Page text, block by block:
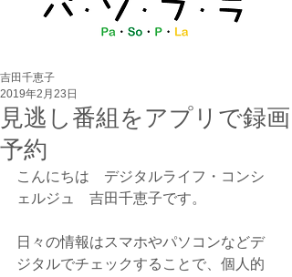
見逃し番組をアプリで録画
予約
吉田千恵子
2019年2月23日
こんにちは　デジタルライフ・コンシ
ェルジュ　吉田千恵子です。
日々の情報はスマホやパソコンなどデ
ジタルでチェックすることで、個人的